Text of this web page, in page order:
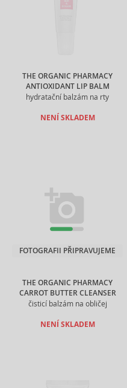
THE ORGANIC PHARMACY
ANTIOXIDANT LIP BALM
hydratační balzám na rty
NENÍ SKLADEM
THE ORGANIC PHARMACY
CARROT BUTTER CLEANSER
čisticí balzám na obličej
FOTOGRAFII PŘIPRAVUJEME
NENÍ SKLADEM